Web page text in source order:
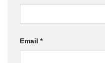
Email *